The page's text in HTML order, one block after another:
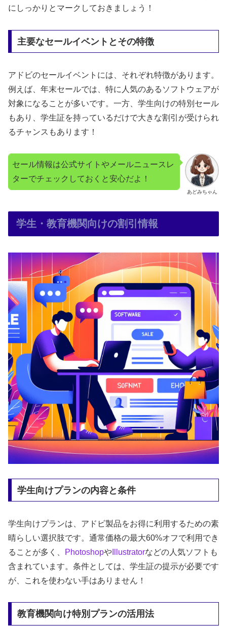
にしっかりとマークしておきましょう！
主要なセールイベントとその特徴
アドビのセールイベントには、それぞれ特徴があります。
例えば、年末セールでは、特に人気のあるソフトウェアが
対象になることが多いです。一方、学生向けの特別セール
もあり、学生証を持っているだけで大きな割引が受けられ
るチャンスもあります！
あどみちゃん
セール情報は公式サイトやメールニュースレ
ターでチェックしておくと安心だよ！
学生・教育機関向けの割引情報
学生向けプランの内容と条件
学生向けプランは、アドビ製品をお得に利用するための素
晴らしい選択肢です。通常価格の最大60%オフで利用でき
ることが多く、
Photoshopや Illustratorなどの人気ソフトも
含まれています。条件としては、学生証の提示が必要です
が、これを使わない手はありません！
教育機関向け特別プランの活用法